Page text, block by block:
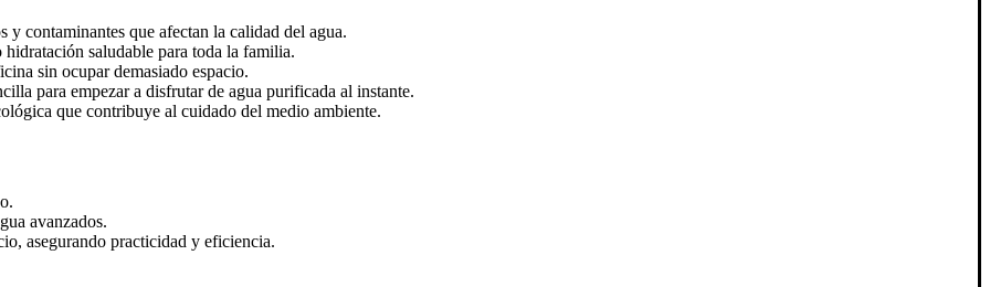
contaminantes que afectan la calidad del agua.
saludable para toda la familia.
sin ocupar demasiado espacio.
para empezar a disfrutar de agua purificada al instante.
que contribuye al cuidado del medio ambiente.
avanzados.
asegurando practicidad y eficiencia.